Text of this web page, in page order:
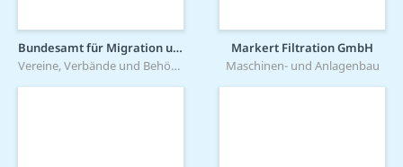
Bundesamt für Migration und Flüchtlinge
Vereine, Verbände und Behörden
Markert Filtration GmbH
Maschinen- und Anlagenbau